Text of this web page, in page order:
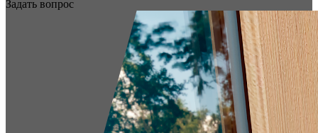
Задать вопрос